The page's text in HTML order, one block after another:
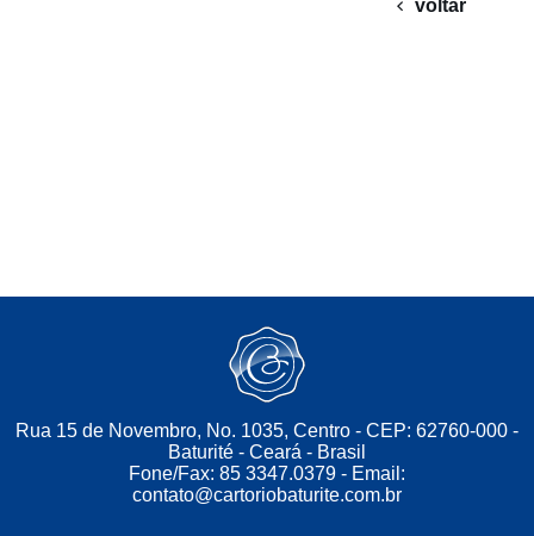
voltar
Rua 15 de Novembro, No. 1035, Centro - CEP: 62760-000 -
Baturité - Ceará - Brasil
Fone/Fax: 85 3347.0379 - Email:
contato@cartoriobaturite.com.br